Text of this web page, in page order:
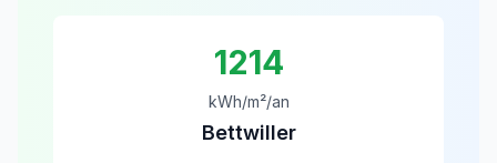
1214
kWh/m²/an
Bettwiller